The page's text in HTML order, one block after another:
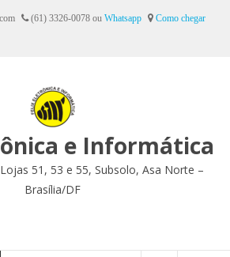
(61) 3326-0078 ou Whatsapp Como chegar
e Informática
51, 53 e 55, Subsolo, Asa Norte –
Brasília/DF